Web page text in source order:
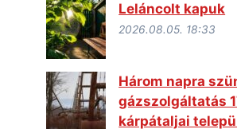
Leláncolt kapuk
2026.08.05. 18:33
Három napra
gázszolgáltatás
kárpátaljai